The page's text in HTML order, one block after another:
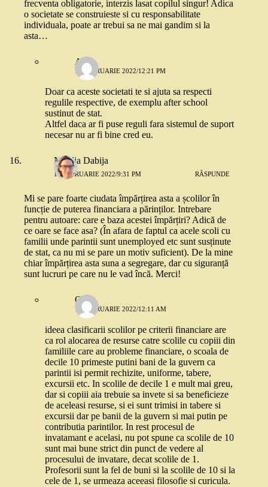
frecventa obligatorie, interzis lasat copilul singur! Adica
o societate se construieste si cu responsabilitate
individuala, poate ar trebui sa ne mai gandim si la
asta…
Ana
12 FEBRUARIE 2022/12:21 PM
Doar ca aceste societati te si ajuta sa respecti
regulile respective, de exemplu after school
sustinut de stat.
Altfel daca ar fi puse reguli fara sistemul de suport
necesar nu ar fi bine cred eu.
Natalia Dabija
12 FEBRUARIE 2022/9:31 PM RĂSPUNDE
Mi se pare foarte ciudata împărțirea asta a școlilor în
funcție de puterea financiara a părinților. Intrebare
pentru autoare: care e baza acestei împărțiri? Adică de
ce oare se face asa? (În afara de faptul ca acele scoli cu
familii unde parintii sunt unemployed etc sunt susținute
de stat, ca nu mi se pare un motiv suficient). De la mine
chiar împărțirea asta suna a segregare, dar cu siguranță
sunt lucruri pe care nu le vad încă. Merci!
Oana
14 FEBRUARIE 2022/12:11 AM
ideea clasificarii scolilor pe criterii financiare are
ca rol alocarea de resurse catre scolile cu copiii din
familiile care au probleme financiare, o scoala de
decile 10 primeste putini bani de la guvern ca
parintii isi permit rechizite, uniforme, tabere,
excursii etc. In scolile de decile 1 e mult mai greu,
dar si copiii aia trebuie sa invete si sa beneficieze
de aceleasi resurse, si ei sunt trimisi in tabere si
excursii dar pe banii de la guvern si mai putin pe
contributia parintilor. In rest procesul de
invatamant e acelasi, nu pot spune ca scolile de 10
sunt mai bune strict din punct de vedere al
procesului de invatare, decat scolile de 1.
Profesorii sunt la fel de buni si la scolile de 10 si la
cele de 1, se urmeaza aceeasi filosofie si curicula.